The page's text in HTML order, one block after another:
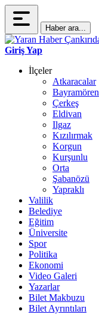
Haber ara...
Giriş Yap
İlçeler
Atkaracalar
Bayramören
Çerkeş
Eldivan
Ilgaz
Kızılırmak
Korgun
Kurşunlu
Orta
Şabanözü
Yapraklı
Valilik
Belediye
Eğitim
Üniversite
Spor
Politika
Ekonomi
Video Galeri
Yazarlar
Bilet Makbuzu
Bilet Ayrıntıları